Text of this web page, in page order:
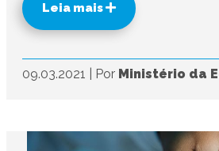
Leia mais
09.03.2021 Por Ministério da